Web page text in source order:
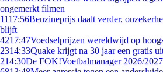
ongemerkt filmen
1117:56Benzineprijs daalt verder,
blijft
4217:47Voedselprijzen wereldwijd op
2314:33Quake krijgt na 30 jaar een gratis
214:30De FOK!Voetbalmanager 2026/